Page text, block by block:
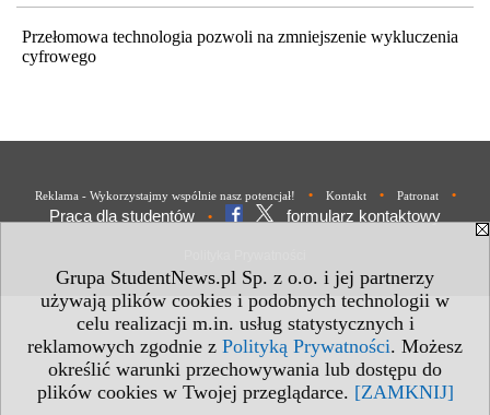
Grupa StudentNews.pl Sp. z o.o. i jej partnerzy
używają plików cookies i podobnych technologii w
celu realizacji m.in. usług statystycznych i
reklamowych zgodnie z Polityką Prywatności. Możesz
określić warunki przechowywania lub dostępu do
plików cookies w Twojej przeglądarce. [ZAMKNIJ]
Przełomowa technologia pozwoli na zmniejszenie wykluczenia
cyfrowego
Reklama - Wykorzystajmy wspólnie nasz potencjał! • Kontakt • Patronat •
Praca dla studentów • formularz kontaktowy